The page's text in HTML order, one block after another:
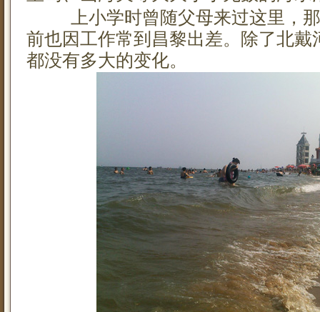
上小学时曾随父母来过这里，那
前也因工作常到昌黎出差。除了北
都没有多大的变化。